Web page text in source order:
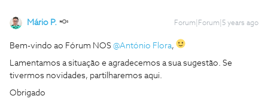
Mário P. Forum|Forum|5 years ago
Bem-vindo ao Fórum NOS @António Flora,
Lamentamos a situação e agradecemos a sua sugestão. Se
tivermos novidades, partilharemos aqui.
Obrigado